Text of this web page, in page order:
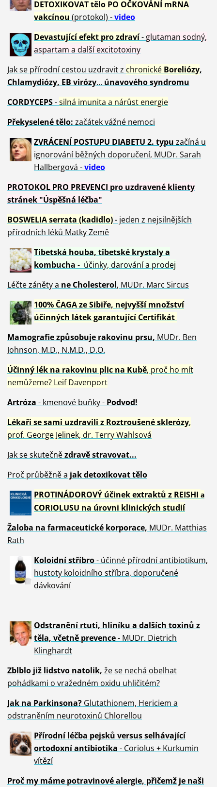
DETOXIKOVAT tělo PO OČKOVÁNÍ mRNA
vakcínou (protokol) -video
Devastující efekt pro zdraví- glutaman sodný,
aspartam a další excitotoxiny
Jak se přírodní cestou uzdravit z chronické Boreliózy,
Chlamydiózy, EB virózy... únavového syndromu
CORDYCEPS-silná imunita a nárůst energie
Překyselené tělo: začátek vážné nemoci
ZVRÁCENÍ POSTUPU DIABETU 2. typu začíná u
ignorování běžných doporučení, MUDr. Sarah
Hallbergová -video
PROTOKOL PRO PREVENCI pro uzdravené klienty
stránek "Úspěšná léčba"
BOSWELIA serrata (kadidlo)- jeden z nejsilnějších
přírodních léků Matky Země
Tibetská houba, tibetské krystalya
kombucha - účinky, darování a prodej
Léčte záněty a ne Cholesterol, MUDr. Marc Sircus
100% ČAGA ze Sibiře, nejvyšší množství
účinných látek garantující Certifikát
Mamografie způsobuje rakovinu prsu, MUDr. Ben
Johnson, M.D., N.M.D., D.O.
Účinný lék na rakovinu plic na Kubě, proč ho mít
nemůžeme? Leif Davenport
Artróza - kmenové buňky - Podvod!
Lékaři se sami uzdravili z Roztroušené sklerózy,
prof. George Jelinek, dr. Terry Wahlsová
Jak se skutečnězdravěstravovat...
Proč průběžně a jak detoxikovat tělo
PROTINÁDOROVÝ účinek extraktů z REISHI a
CORIOLUSU na úrovni klinických studií
Žaloba na farmaceutické korporace, MUDr. Matthias
Rath
Koloidní stříbro- účinné přírodní antibiotikum,
hustoty koloidního stříbra, doporučené
dávkování
Odstranění rtuti, hliníku a dalších toxinů z
těla, včetně prevence- MUDr. Dietrich
Klinghardt
Zblblo již lidstvo natolik, že se nechá obelhat
pohádkami o vražedném oxidu uhličitém?
Jak na Parkinsona?Glutathionem, Hericiem a
odstraněním neurotoxinů Chlorellou
Přírodní léčba pejsků versus selhávající
ortodoxní antibiotika - Coriolus + Kurkumin
vítězí
Proč my máme potravinové alergie, přičemž je naši